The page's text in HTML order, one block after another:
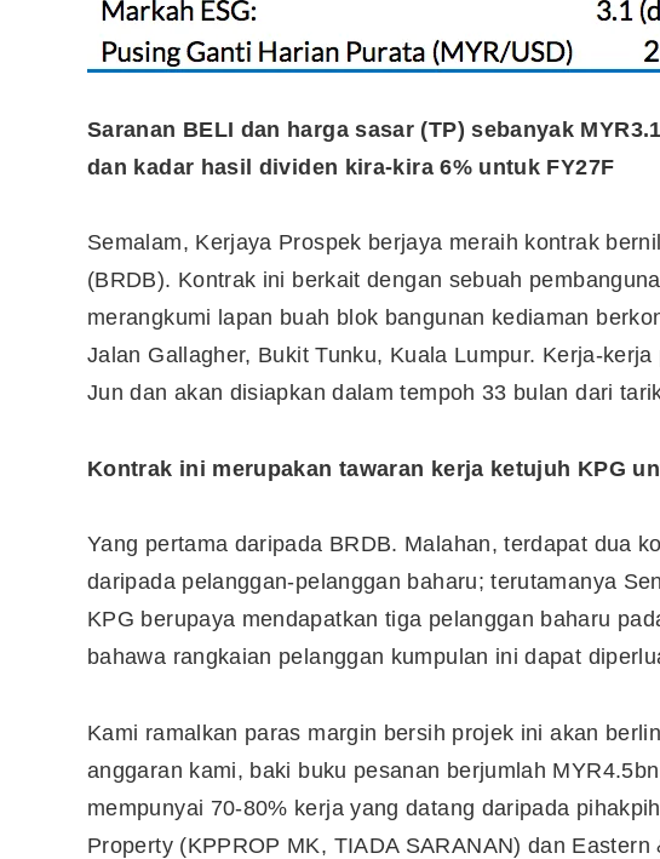
Saranan BELI dan harga sasar (TP) sebanyak
dan kadar hasil dividen kira-kira 6% untuk FY27F
Semalam, Kerjaya Prospek berjaya meraih kontrak
(BRDB). Kontrak ini berkait dengan sebuah
merangkumi lapan buah blok bangunan kediaman
Jalan Gallagher, Bukit Tunku, Kuala Lumpur. Kerja-
Jun dan akan disiapkan dalam tempoh 33 bulan dari
Kontrak ini merupakan tawaran kerja ketujuh KPG
Yang pertama daripada BRDB. Malahan, terdapat dua
daripada pelanggan-pelanggan baharu; terutamanya
KPG berupaya mendapatkan tiga pelanggan baharu
bahawa rangkaian pelanggan kumpulan ini dapat
Kami ramalkan paras margin bersih projek ini akan
anggaran kami, baki buku pesanan berjumlah
mempunyai 70-80% kerja yang datang daripada
Property (KPPROP MK, TIADA SARANAN) dan